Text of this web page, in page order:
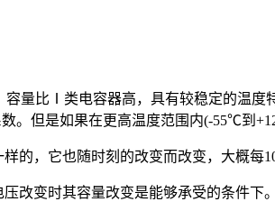
比Ⅰ类电容器高，具有较稳定的温度
但是如果在更高温度范围内(-55℃到
，它也随时刻的改变而改变，大概每10
变时其容量改变是能够承受的条件下